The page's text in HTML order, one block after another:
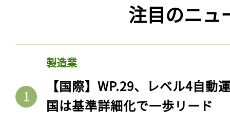
注目のニュ
製造業
【国際】WP.29、レベル4自動
国は基準詳細化で一歩リード
ログイン
会員登録